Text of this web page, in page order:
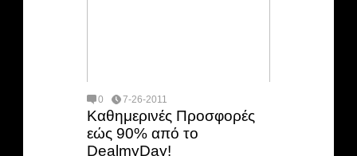
0 7-26-2011
Καθημερινές Προσφορές
εώς 90% από το
DealmyDay!